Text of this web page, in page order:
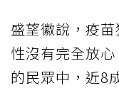
盛望徽說，疫
性沒有完全放
的民眾中，近8